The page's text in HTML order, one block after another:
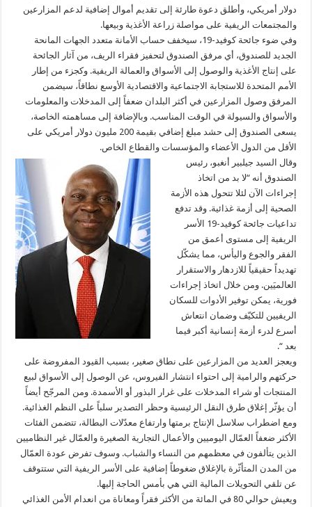
دولار أمريكي، وأطلق دعوة طارئة إلى تقديم أموال إضافية لدعم المزارعين
والمجتمعات الريفية على مواصلة زراعة الأغذية وبيعها.
وفي ضوء جائحة كوفيد-19، سيخفف حساب الأمانة متعدد الجهات المانحة
الجديد للصندوق، أي مرفق الصندوق لتحفيز فقراء الريف، من آثار الجائحة
على إنتاج الأغذية والوصول إلى الأسواق والعمالة الريفية. وكجزء من إطار
الأمم المتحدة للاستجابة الاجتماعية والاقتصادية الأوسع نطاقاً، سيضمن
المرفق وصول المزارعين في أكثر البلدان ضعفاً إلى المدخلات والمعلومات
والأسواق والسيولة في الوقت المناسب. وبالإضافة إلى مساهمته الخاصة،
يسعى الصندوق إلى حشد مبلغ إضافي بقيمة 200 مليون دولار أمريكي على
الأقل من الدول الأعضاء والمؤسسات والقطاع الخاص.
وقال السيد جيلبير أنغبو، رئيس
الصندوق أنه “لا بد من اتخاذ
إجراءات الآن لئلا تتحول هذه الأزمة
الصحية إلى أزمة غذائية. وقد تدفع
تداعيات جائحة كوفيد-19 الأسر
الريفية إلى مستوى أعمق من
الفقر والجوع واليأس، مما يشكّل
تهديداً حقيقياً للازدهار والاستقرار
العالميَين. ومن خلال اتخاذ إجراءات
فورية، يمكن توفير الأدوات للسكان
الريفيين للتكيّف وضمان انتعاش
أسرع لدرء أزمة إنسانية أكبر فيما
بعد “.
ويعجز العديد من المزارعين على نطاق صغير، بسبب القيود المفروضة على
حركتهم والرامية إلى احتواء انتشار الفيروس، عن الوصول إلى الأسواق لبيع
المنتجات أو شراء المدخلات على غرار البذور أو الأسمدة. ومن المرجّح أيضاً
أن يؤثّر إغلاق طرق النقل الرئيسية وحظر التصدير سلباً على النظم الغذائية.
ومع اضطراب سلاسل الإنتاج برمتها وارتفاع معدّلات البطالة، تتضمن الفئات
الأكثر ضعفاً العمّال اليوميين والأعمال التجارية الصغيرة والعمّال غير النظاميين
الذين يتألفون في معظمهم من النساء والشباب. وسوف تفرض عودة العمّال
من المدن المتأثّرة بالإغلاق ضغوطاً إضافية على الأسر الريفية التي ستتوقف
عن تلقي التحويلات المالية التي هي بأمس الحاجة إليها.
ويعيش حوالي 80 في المائة من الأكثر فقراً ومعاناة من انعدام الأمن الغذائي